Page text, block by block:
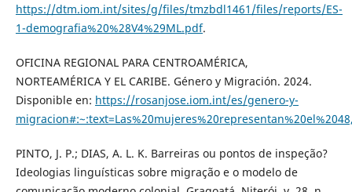
https://dtm.iom.int/sites/g/files/tmzbdl1461/files/reports/ES-
1-demografia%20%28V4%29ML.pdf.
OFICINA REGIONAL PARA CENTROAMÉRICA,
NORTEAMÉRICA Y EL CARIBE. Género y Migración. 2024.
Disponible en: https://rosanjose.iom.int/es/genero-y-
PINTO, J. P.; DIAS, A. L. K. Barreiras ou pontos de inspeção?
Ideologias linguísticas sobre migração e o modelo de